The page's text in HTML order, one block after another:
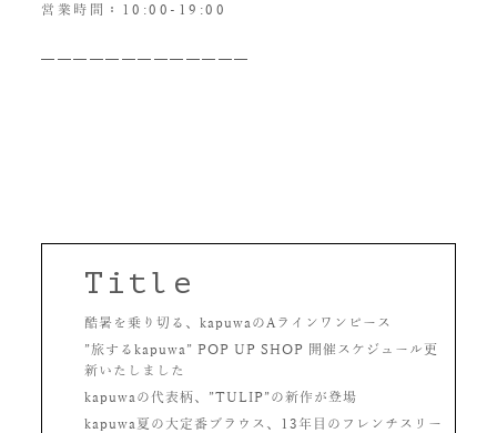
営業時間：10:00-19:00
—————————————
Title
酷暑を乗り切る、kapuwaのAラインワンピース
”旅するkapuwa” POP UP SHOP 開催スケジュール更
新いたしました
kapuwaの代表柄、”TULIP”の新作が登場
kapuwa夏の大定番ブラウス、13年目のフレンチスリー